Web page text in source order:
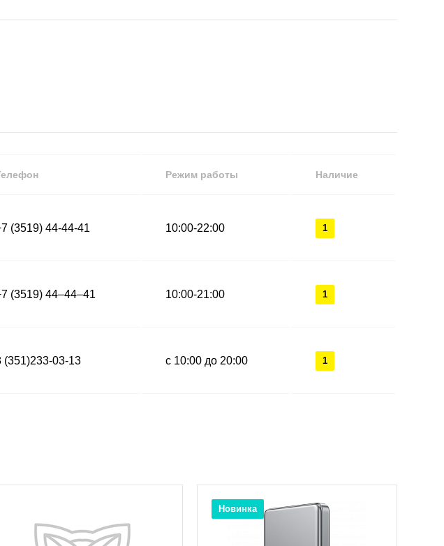
Режим работы Наличие
(3519) 44-44-41 10:00-22:00 1
(3519) 44‒44‒41 10:00-21:00 1
(351)233-03-13 с 10:00 до 20:00 1
Новинка